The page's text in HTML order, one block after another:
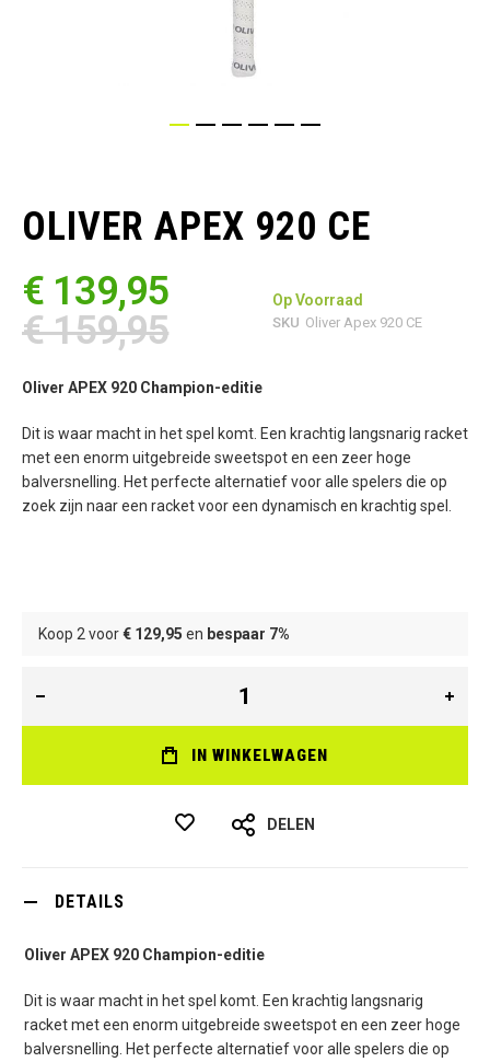
begin
van
afbeeldingen-
gallerij
OLIVER APEX 920 CE
€ 139,95
€ 159,95
Op Voorraad
SKU Oliver Apex 920 CE
Oliver APEX 920 Champion-editie
Dit is waar macht in het spel komt. Een krachtig langsnarig racket
met een enorm uitgebreide sweetspot en een zeer hoge
balversnelling. Het perfecte alternatief voor alle spelers die op
zoek zijn naar een racket voor een dynamisch en krachtig spel.
Koop 2 voor€ 129,95 en bespaar 7%
IN WINKELWAGEN
DELEN
DETAILS
Oliver APEX 920 Champion-editie
Dit is waar macht in het spel komt. Een krachtig langsnarig
racket met een enorm uitgebreide sweetspot en een zeer hoge
balversnelling. Het perfecte alternatief voor alle spelers die op